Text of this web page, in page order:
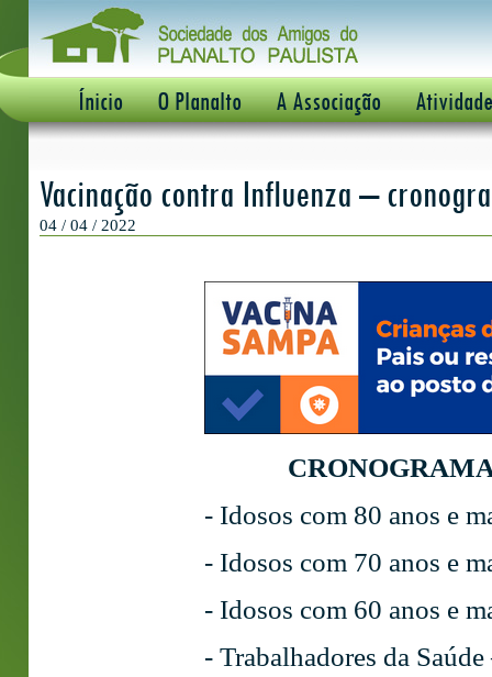
Ínicio O Planalto A Associação
Vacinação contra Influenza –
04 / 04 / 2022
- Idosos com 80 anos e
- Idosos com 70 anos e
- Idosos com 60 anos e
- Trabalhadores da